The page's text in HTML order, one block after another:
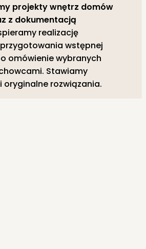
projekty wnętrz domów
z dokumentacją
realizację
wstępnej
omówienie wybranych
Stawiamy
oryginalne rozwiązania.